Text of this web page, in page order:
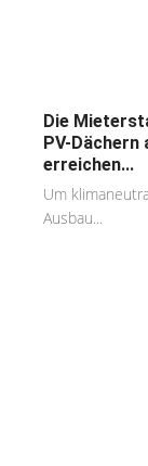
Die
PV-
erreichen...
Um
Ausbau...